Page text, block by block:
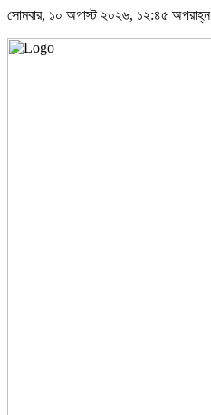
সোমবার, ১০ অগাস্ট ২০২৬, ১২:৪৫ অপরাহ্ন